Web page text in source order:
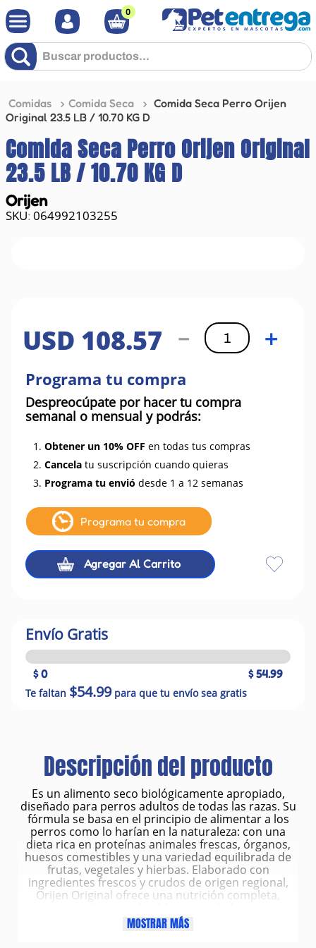
0
Buscar productos...
Comidas Comida Seca
Comida Seca Perro Orijen
Original 23.5 LB / 10.70 KG D
Comida Seca Perro Orijen Original
23.5 LB / 10.70 KG D
Orijen
: 064992103255
USD 108.57 ＋
－
Programa tu compra
Despreocúpate por hacer tu compra
semanal o mensual y podrás:
1. Obtener un 10% OFF en todas tus compras
2. Cancela tu suscripción cuando quieras
3. Programa tu envió desde 1 a 12 semanas
Programa tu compra
Agregar Al Carrito
Envío Gratis
$ 0 $ 54.99
Te faltan $54.99para que tu envío sea gratis
Descripción del producto
Es un alimento seco biológicamente apropiado,
diseñado para perros adultos de todas las razas. Su
fórmula se basa en el principio de alimentar a los
perros como lo harían en la naturaleza: con una
dieta rica en proteínas animales frescas, órganos,
huesos comestibles y una variedad equilibrada de
frutas, vegetales y hierbas. Elaborado con
ingredientes frescos y crudos de origen regional,
Orijen Original ofrece una nutrición completa,
Características principales:
85% de ingredientes de origen animal: Incluye pollo
MOSTRAR MÁS